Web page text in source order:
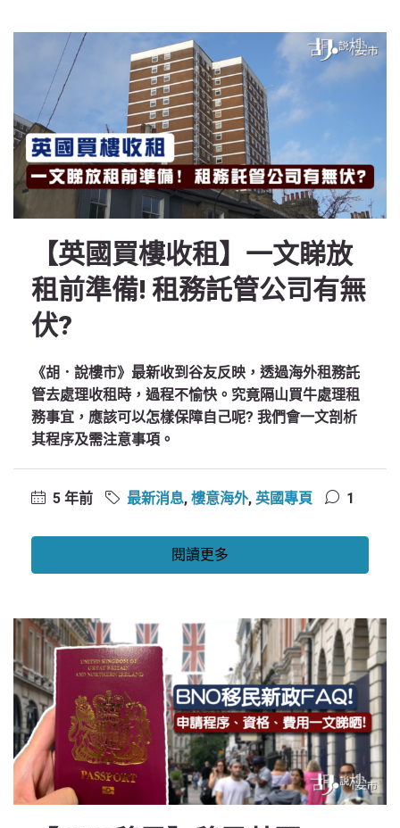
【英國買樓收租】一文睇放
租前準備! 租務託管公司有無
伏?
《胡．說樓市》最新收到谷友反映，透過海外租務託
管去處理收租時，過程不愉快。究竟隔山買牛處理租
務事宜，應該可以怎樣保障自己呢? 我們會一文剖析
其程序及需注意事項。
5 年前 最新消息, 樓意海外, 英國專頁 1
閱讀更多